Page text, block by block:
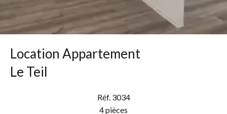
Location Appartement
Le Teil
Réf. 3034
4 pièces